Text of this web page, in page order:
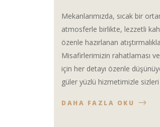
Mekanlarımızda, sıcak bir
atmosferle birlikte, lezzetli
özenle hazırlanan
Misafirlerimizin rahatlaması
için her detayı özenle
güler yüzlü hizmetimizle
DAHA FAZLA OKU